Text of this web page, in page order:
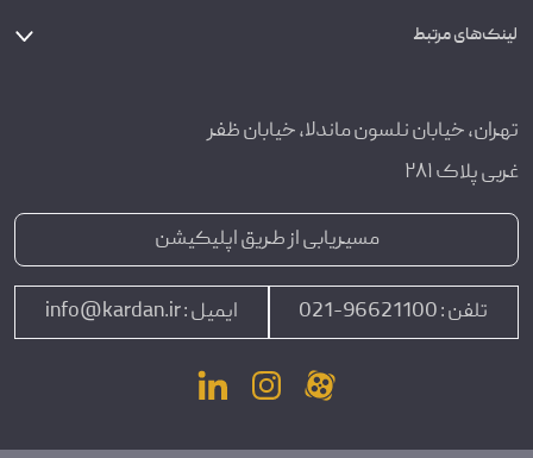
لینک‌های مرتبط
تهران، خیابان نلسون ماندلا، خیابان ظفر
غربی پلاک ۲۸۱
مسیریابی از طریق اپلیکیشن
تلفن :96621100-021 ایمیل :info@kardan.ir